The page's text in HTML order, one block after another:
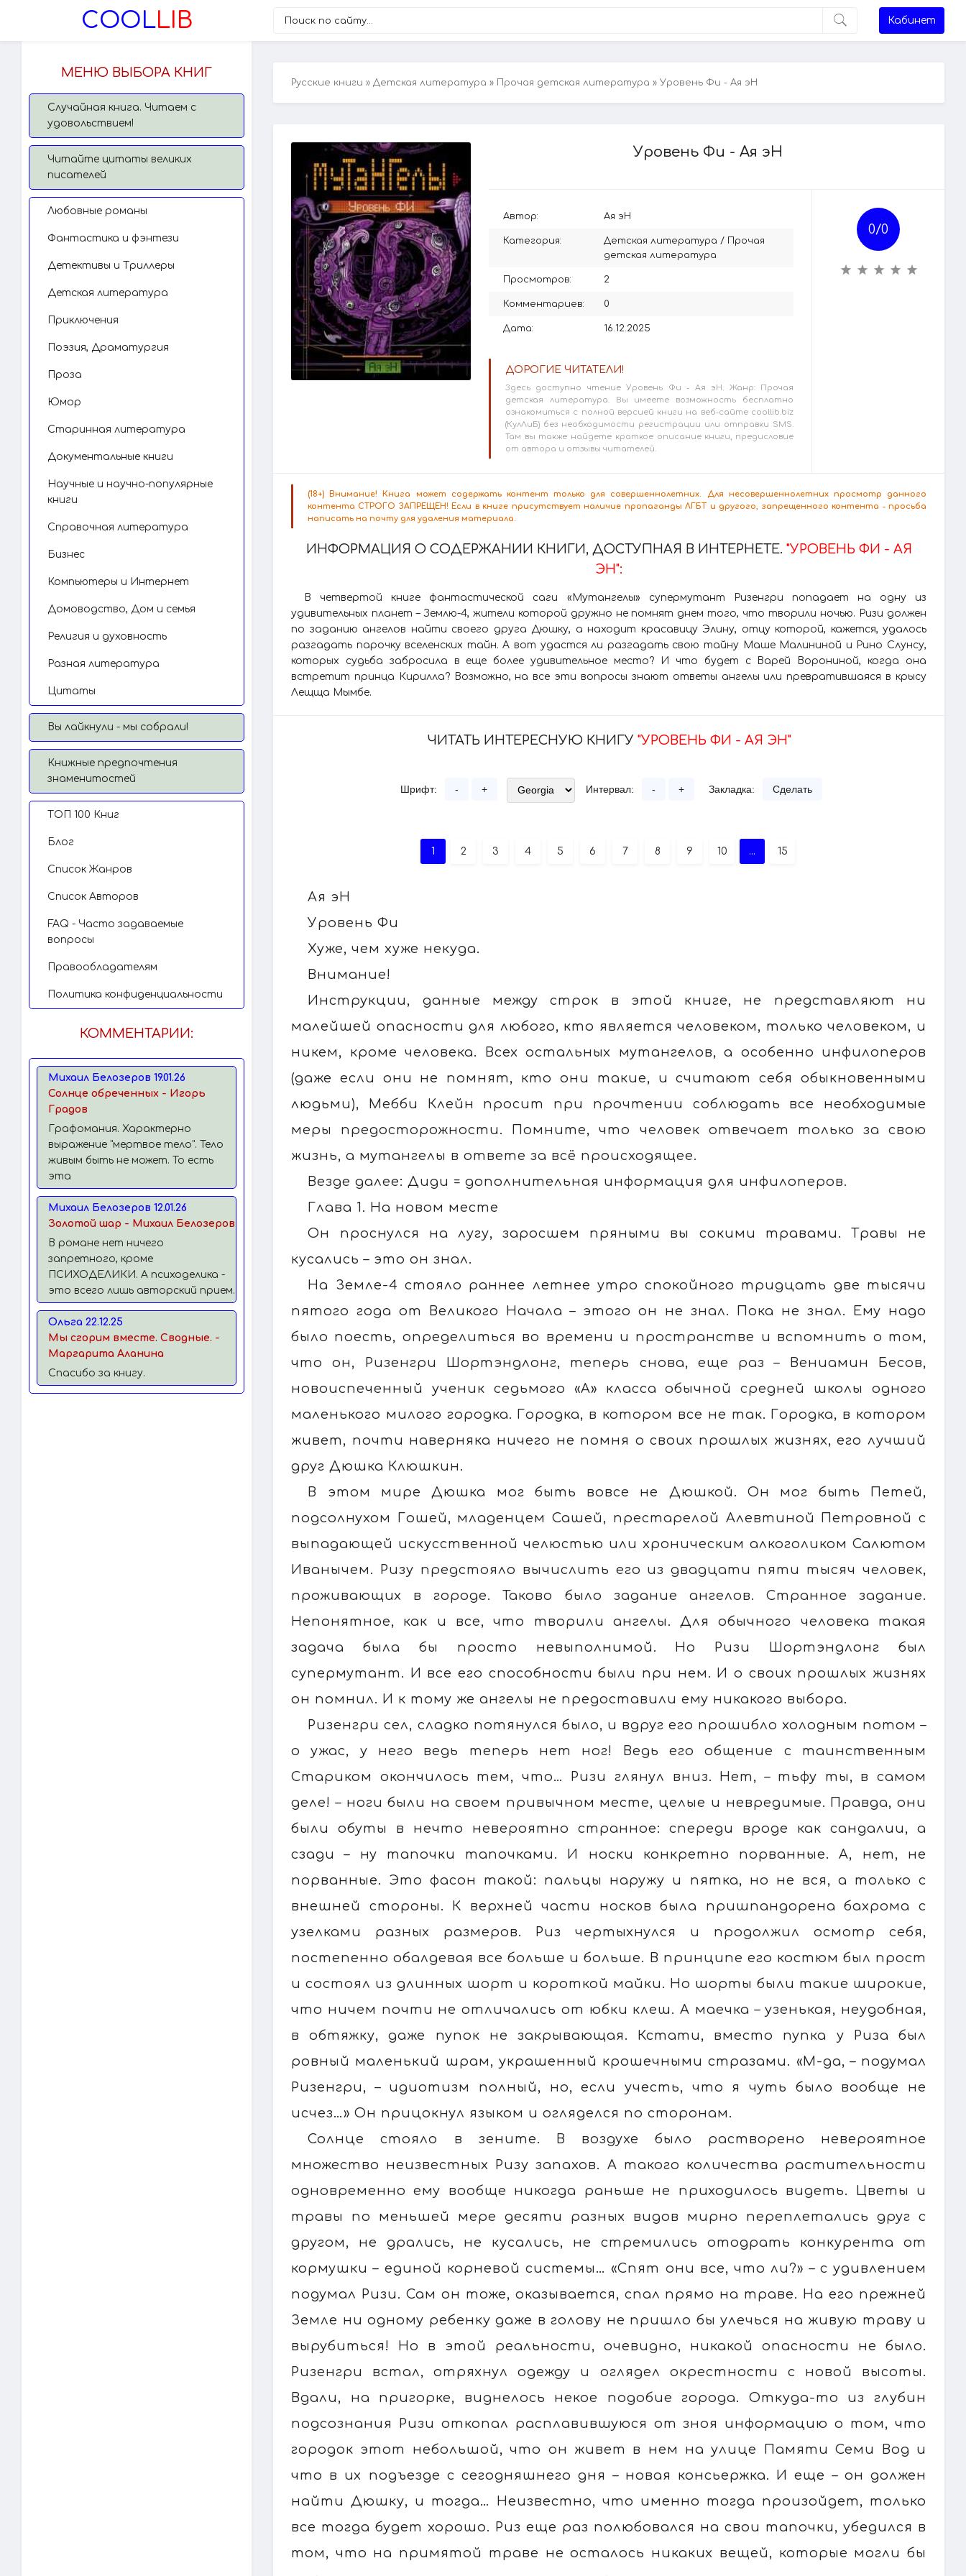
COOLLIB Кабинет
МЕНЮ ВЫБОРА КНИГ
Случайная книга. Читаем с
удовольствием!
Читайте цитаты великих
писателей
Любовные романы
Фантастика и фэнтези
Детективы и Триллеры
Детская литература
Приключения
Поэзия, Драматургия
Проза
Юмор
Старинная литература
Документальные книги
Научные и научно-популярные
книги
Справочная литература
Бизнес
Компьютеры и Интернет
Домоводство, Дом и семья
Религия и духовность
Разная литература
Цитаты
Вы лайкнули - мы собрали!
Книжные предпочтения
знаменитостей
TОП 100 Книг
Блог
Список Жанров
Список Авторов
FAQ - Часто задаваемые
вопросы
Правообладателям
Политика конфиденциальности
КОММЕНТАРИИ:
Михаил Белозеров 19.01.26
Солнце обреченных - Игорь
Градов
Графомания. Характерно
выражение "мертвое тело". Тело
живым быть не может. То есть
эта
Михаил Белозеров 12.01.26
Золотой шар - Михаил Белозеров
В романе нет ничего
запретного, кроме
ПСИХОДЕЛИКИ. А психоделика -
это всего лишь авторский прием.
Ольга 22.12.25
Мы сгорим вместе. Сводные. -
Маргарита Аланина
Спасибо за книгу.
Русские книги » Детская литература » Прочая детская литература » Уровень Фи - Ая эН
Уровень Фи - Ая эН
Автор: Ая эН
Категория: Детская литература / Прочая
детская литература
Просмотров: 2
Комментариев: 0
Дата: 16.12.2025
ДОРОГИЕ ЧИТАТЕЛИ!
Здесь доступно чтение Уровень Фи - Ая эН. Жанр: Прочая
детская литература. Вы имеете возможность бесплатно
ознакомиться с полной версией книги на веб-сайте coollib.biz
(КулЛиБ) без необходимости регистрации или отправки SMS.
Там вы также найдете краткое описание книги, предисловие
от автора и отзывы читателей.
0/0
(18+) Внимание! Книга может содержать контент только для совершеннолетних. Для несовершеннолетних просмотр данного
контента СТРОГО ЗАПРЕЩЕН! Если в книге присутствует наличие пропаганды ЛГБТ и другого, запрещенного контента - просьба
написать на почту для удаления материала.
ИНФОРМАЦИЯ О СОДЕРЖАНИИ КНИГИ, ДОСТУПНАЯ В ИНТЕРНЕТЕ. "УРОВЕНЬ ФИ - АЯ
ЭН":
В четвертой книге фантастической саги «Мутангелы» супермутант Ризенгри попадает на одну из
удивительных планет – Землю-4, жители которой дружно не помнят днем того, что творили ночью. Ризи должен
по заданию ангелов найти своего друга Дюшку, а находит красавицу Элину, отцу которой, кажется, удалось
разгадать парочку вселенских тайн. А вот удастся ли разгадать свою тайну Маше Малининой и Рино Слунсу,
которых судьба забросила в еще более удивительное место? И что будет с Варей Ворониной, когда она
встретит принца Кирилла? Возможно, на все эти вопросы знают ответы ангелы или превратившаяся в крысу
Лещща Мымбе.
ЧИТАТЬ ИНТЕРЕСНУЮ КНИГУ "УРОВЕНЬ ФИ - АЯ ЭН"
Шрифт: - + Интервал: - + Закладка: Сделать
1 2 3 4 5 6 7 8 9 10 ... 15
Ая эН
Уровень Фи
Хуже, чем хуже некуда.
Внимание!
Инструкции, данные между строк в этой книге, не представляют ни
малейшей опасности для любого, кто является человеком, только человеком, и
никем, кроме человека. Всех остальных мутангелов, а особенно инфилоперов
(даже если они не помнят, кто они такие, и считают себя обыкновенными
людьми), Мебби Клейн просит при прочтении соблюдать все необходимые
меры предосторожности. Помните, что человек отвечает только за свою
жизнь, а мутангелы в ответе за всё происходящее.
Везде далее: Диди = дополнительная информация для инфилоперов.
Глава 1. На новом месте
Он проснулся на лугу, заросшем пряными вы сокими травами. Травы не
кусались – это он знал.
На Земле-4 стояло раннее летнее утро спокойного тридцать две тысячи
пятого года от Великого Начала – этого он не знал. Пока не знал. Ему надо
было поесть, определиться во времени и пространстве и вспомнить о том,
что он, Ризенгри Шортэндлонг, теперь снова, еще раз – Вениамин Бесов,
новоиспеченный ученик седьмого «А» класса обычной средней школы одного
маленького милого городка. Городка, в котором все не так. Городка, в котором
живет, почти наверняка ничего не помня о своих прошлых жизнях, его лучший
друг Дюшка Клюшкин.
В этом мире Дюшка мог быть вовсе не Дюшкой. Он мог быть Петей,
подсолнухом Гошей, младенцем Сашей, престарелой Алевтиной Петровной с
выпадающей искусственной челюстью или хроническим алкоголиком Салютом
Иванычем. Ризу предстояло вычислить его из двадцати пяти тысяч человек,
проживающих в городе. Таково было задание ангелов. Странное задание.
Непонятное, как и все, что творили ангелы. Для обычного человека такая
задача была бы просто невыполнимой. Но Ризи Шортэндлонг был
супермутант. И все его способности были при нем. И о своих прошлых жизнях
он помнил. И к тому же ангелы не предоставили ему никакого выбора.
Ризенгри сел, сладко потянулся было, и вдруг его прошибло холодным потом –
о ужас, у него ведь теперь нет ног! Ведь его общение с таинственным
Стариком окончилось тем, что… Ризи глянул вниз. Нет, – тьфу ты, в самом
деле! – ноги были на своем привычном месте, целые и невредимые. Правда, они
были обуты в нечто невероятно странное: спереди вроде как сандалии, а
сзади – ну тапочки тапочками. И носки конкретно порванные. А, нет, не
порванные. Это фасон такой: пальцы наружу и пятка, но не вся, а только с
внешней стороны. К верхней части носков была пришпандорена бахрома с
узелками разных размеров. Риз чертыхнулся и продолжил осмотр себя,
постепенно обалдевая все больше и больше. В принципе его костюм был прост
и состоял из длинных шорт и короткой майки. Но шорты были такие широкие,
что ничем почти не отличались от юбки клеш. А маечка – узенькая, неудобная,
в обтяжку, даже пупок не закрывающая. Кстати, вместо пупка у Риза был
ровный маленький шрам, украшенный крошечными стразами. «М-да, – подумал
Ризенгри, – идиотизм полный, но, если учесть, что я чуть было вообще не
исчез…» Он прицокнул языком и огляделся по сторонам.
Солнце стояло в зените. В воздухе было растворено невероятное
множество неизвестных Ризу запахов. А такого количества растительности
одновременно ему вообще никогда раньше не приходилось видеть. Цветы и
травы по меньшей мере десяти разных видов мирно переплетались друг с
другом, не дрались, не кусались, не стремились отодрать конкурента от
кормушки – единой корневой системы… «Спят они все, что ли?» – с удивлением
подумал Ризи. Сам он тоже, оказывается, спал прямо на траве. На его прежней
Земле ни одному ребенку даже в голову не пришло бы улечься на живую траву и
вырубиться! Но в этой реальности, очевидно, никакой опасности не было.
Ризенгри встал, отряхнул одежду и оглядел окрестности с новой высоты.
Вдали, на пригорке, виднелось некое подобие города. Откуда-то из глубин
подсознания Ризи откопал расплавившуюся от зноя информацию о том, что
городок этот небольшой, что он живет в нем на улице Памяти Семи Вод и
что в их подъезде с сегодняшнего дня – новая консьержка. И еще – он должен
найти Дюшку, и тогда… Неизвестно, что именно тогда произойдет, только
все тогда будет хорошо. Риз еще раз полюбовался на свои тапочки, убедился в
том, что на примятой траве не осталось никаких вещей, которые могли бы